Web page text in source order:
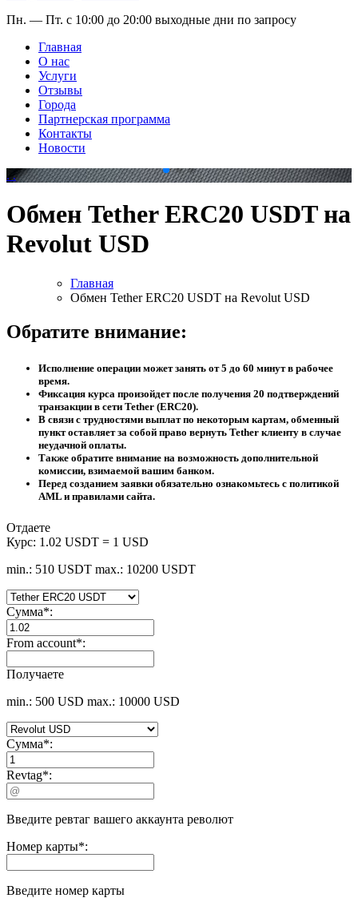
Пн. — Пт. с 10:00 до 20:00 выходные дни по запросу
Главная
О нас
Услуги
Отзывы
Города
Партнерская программа
Контакты
Новости
. .
Обмен Tether ERC20 USDT на
Revolut USD
Главная
Обмен Tether ERC20 USDT на Revolut USD
Обратите внимание:
Исполнение операции может занять от 5 до 60 минут в рабочее
время.
Фиксация курса произойдет после получения 20 подтверждений
транзакции в сети Tether (ERC20).
В связи с трудностями выплат по некоторым картам, обменный
пункт оставляет за собой право вернуть Tether клиенту в случае
неудачной оплаты.
Также обратите внимание на возможность дополнительной
комиссии, взимаемой вашим банком.
Перед созданием заявки обязательно ознакомьтесь с политикой
AML и правилами сайта.
Отдаете
Курс: 1.02 USDT = 1 USD
min.: 510 USDT max.: 10200 USDT
Сумма*:
From account*:
Получаете
min.: 500 USD max.: 10000 USD
Сумма*:
Revtag*:
Введите ревтаг вашего аккаунта револют
Номер карты*:
Введите номер карты